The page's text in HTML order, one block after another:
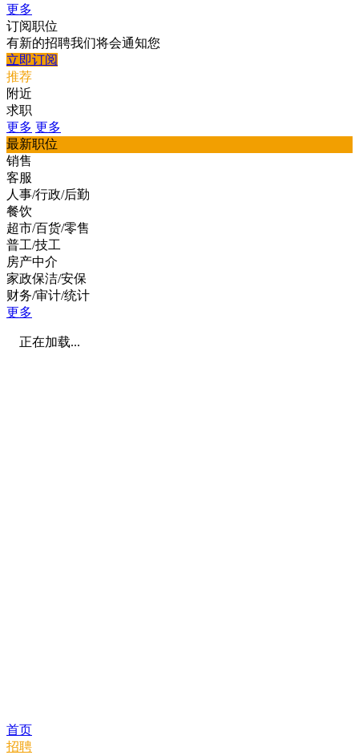
更多
订阅职位
有新的招聘我们将会通知您
立即订阅
推荐
附近
求职
更多 更多
最新职位
销售
客服
人事/行政/后勤
餐饮
超市/百货/零售
普工/技工
房产中介
家政保洁/安保
财务/审计/统计
更多
正在加载...
首页
招聘